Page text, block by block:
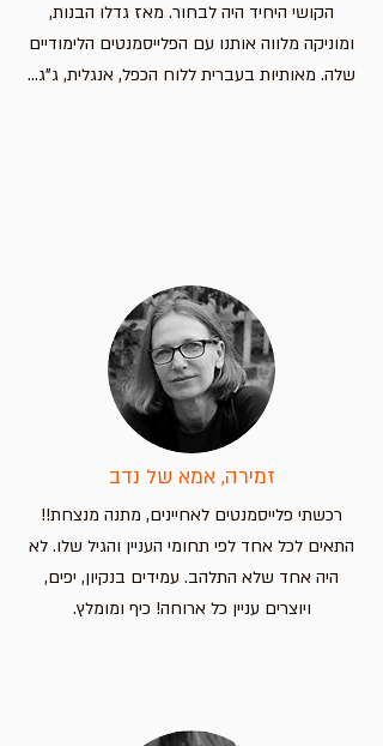
הקושי היחיד היה לבחור. מאז גדלו הבנות,
ומוניקה מלווה אותנו עם הפלייסמנטים הלימודיים
שלה. מאותיות בעברית ללוח הכפל, אנגלית, ג"ג...
זמירה, אמא של נדב
רכשתי פלייסמנטים לאחיינים, מתנה מנצחת!!
התאים לכל אחד לפי תחומי העניין והגיל שלו. לא
היה אחד שלא התלהב. עמידים בנקיון, יפים,
ויוצרים עניין כל ארוחה! כיף ומומלץ.